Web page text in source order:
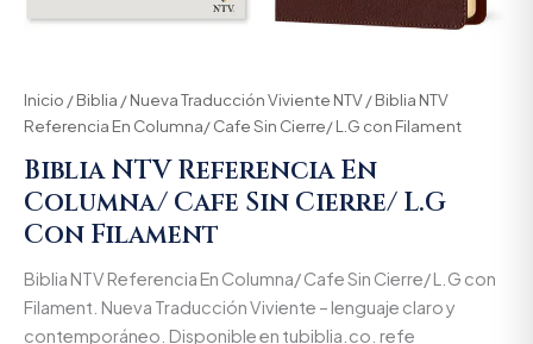
Inicio /Biblia /Nueva Traducción Viviente NTV/ Biblia NTV
Referencia En Columna/ Cafe Sin Cierre/ L.G con Filament
Biblia NTV Referencia En
Columna/ Cafe Sin Cierre/ L.G
Con Filament
Biblia NTV Referencia En Columna/ Cafe Sin Cierre/ L.G con
Filament. Nueva Traducción Viviente – lenguaje claro y
contemporáneo. Disponible en tubiblia.co. refe